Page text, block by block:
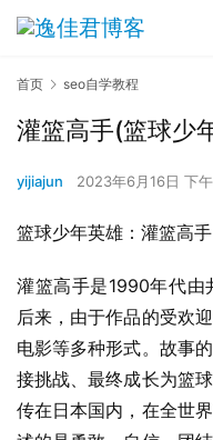
首页 seo自学教程
灌篮高手(篮球少
yijiajun 2023年6月16日 下午
篮球少年英雄：灌篮高手
灌篮高手是1990年代由
后来，由于作品的受欢
电影等多种形式。故事
接挑战、最终成长为篮
传在日本国内，在全世